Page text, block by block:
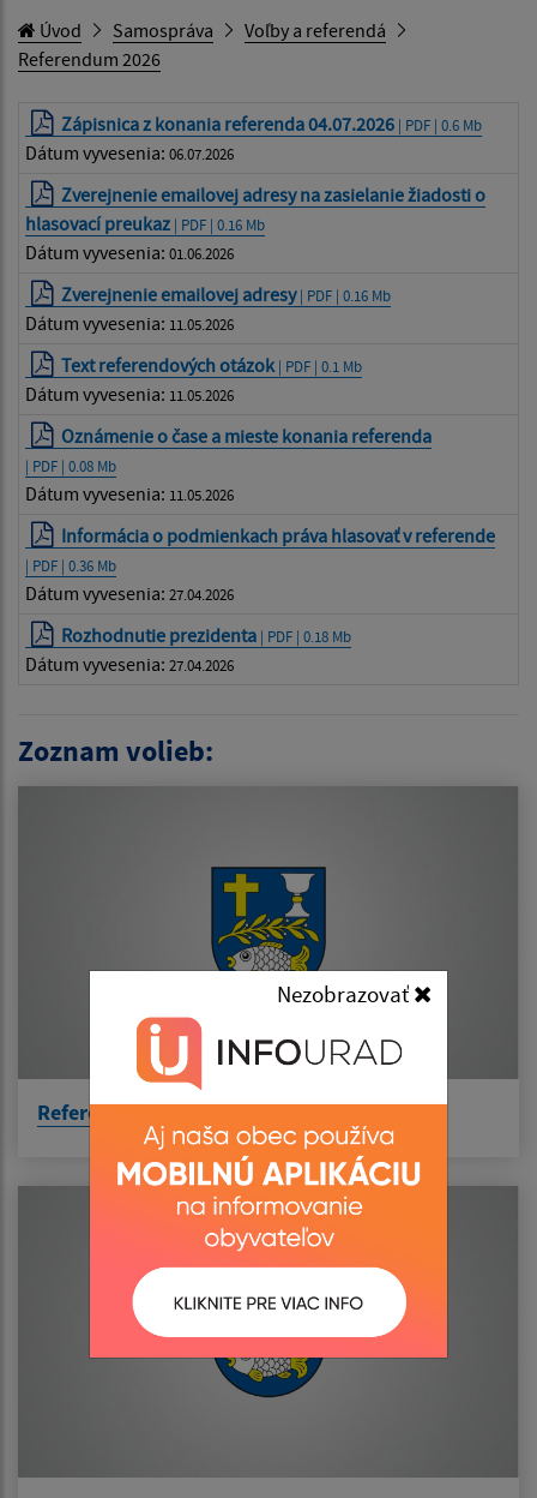
Nezobrazovať
Úvod Samospráva
Voľby a referendá
Referendum 2026
Zápisnica z konania referenda 04.07.2026 | PDF | 0.6 Mb
Dátum vyvesenia: 06.07.2026
Zverejnenie emailovej adresy na zasielanie žiadosti o
hlasovací preukaz | PDF | 0.16 Mb
Dátum vyvesenia: 01.06.2026
Zverejnenie emailovej adresy| PDF | 0.16 Mb
Dátum vyvesenia: 11.05.2026
Text referendových otázok | PDF | 0.1 Mb
Dátum vyvesenia: 11.05.2026
Oznámenie o čase a mieste konania referenda
| PDF | 0.08 Mb
Dátum vyvesenia: 11.05.2026
Informácia o podmienkach práva hlasovať v referende
| PDF | 0.36 Mb
Dátum vyvesenia: 27.04.2026
Rozhodnutie prezidenta | PDF | 0.18 Mb
Dátum vyvesenia: 27.04.2026
Zoznam volieb:
Referendum 2026